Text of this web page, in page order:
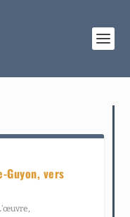
Guyon, vers
,